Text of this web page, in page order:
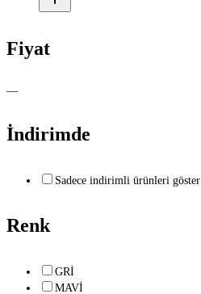
Fiyat
—
İndirimde
Sadece indirimli ürünleri göster
Renk
GRİ
MAVİ